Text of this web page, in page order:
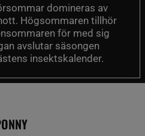
domineras av
Högsommaren tillhör
för med sig
avslutar säsongen
insektskalender.